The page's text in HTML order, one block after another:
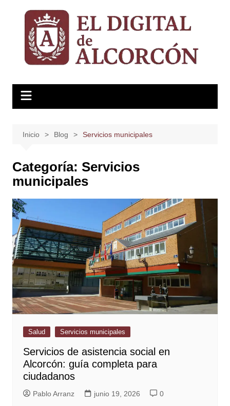
contenido
Inicio Blog Servicios municipales
Categoría: Servicios
municipales
Salud Servicios municipales
Servicios de asistencia social en
Alcorcón: guía completa para
ciudadanos
Pablo Arranz junio 19, 2026 0